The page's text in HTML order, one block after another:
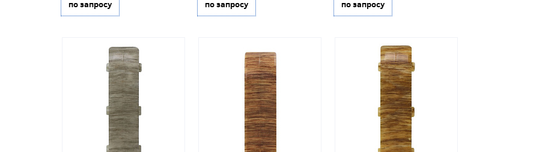
по запросу по запросу по запросу